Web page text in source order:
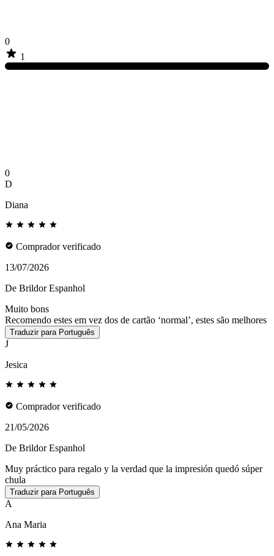
0
1
0
D
Diana
Comprador verificado
13/07/2026
De Brildor Espanhol
Muito bons
Recomendo estes em vez dos de cartão ‘normal’, estes são melhores
Traduzir para Português
J
Jesica
Comprador verificado
21/05/2026
De Brildor Espanhol
Muy práctico para regalo y la verdad que la impresión quedó súper
chula
Traduzir para Português
A
Ana Maria